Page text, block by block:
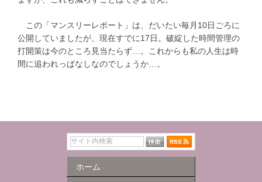
この「マンスリーレポート」は、だいたい毎月10日ごろに
公開していましたが、現在すでに17日。破綻した時間管理の
打開策は今のところ見当たらず…。これからも私の人生は時
間に追われっぱなしなのでしょうか…。
ホーム